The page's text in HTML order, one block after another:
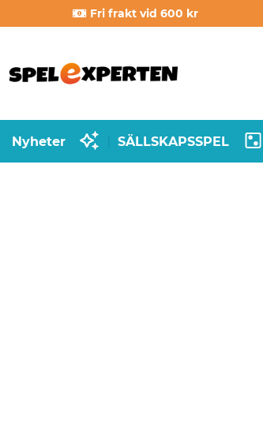
Fri frakt vid 600 kr
Nyheter SÄLLSKAPSSPEL